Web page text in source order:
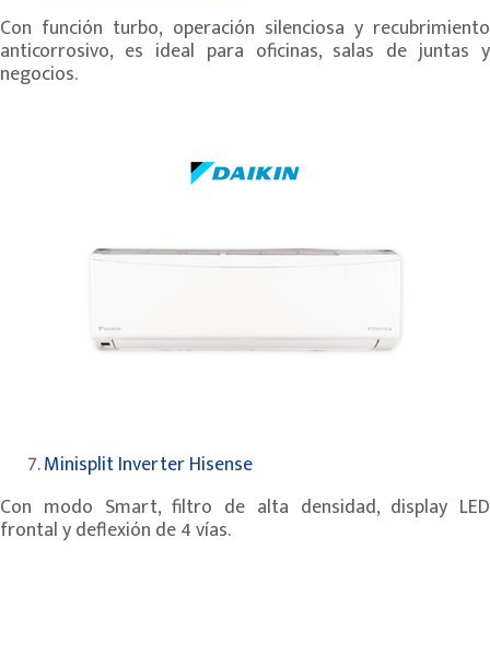
Con función turbo, operación silenciosa y recubrimiento
anticorrosivo, es ideal para oficinas, salas de juntas y
negocios.
Minisplit Inverter Hisense
Con modo Smart, filtro de alta densidad, display LED
frontal y deflexión de 4 vías.